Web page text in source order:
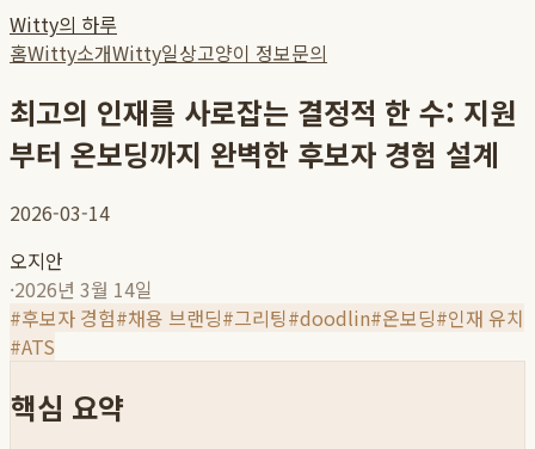
Witty의 하루
홈Witty소개Witty일상고양이 정보문의
최고의 인재를 사로잡는 결정적 한 수: 지원
부터 온보딩까지 완벽한 후보자 경험 설계
2026-03-14
오지안
·2026년 3월 14일
#후보자 경험#채용 브랜딩#그리팅#doodlin#온보딩#인재 유치
#ATS
핵심 요약